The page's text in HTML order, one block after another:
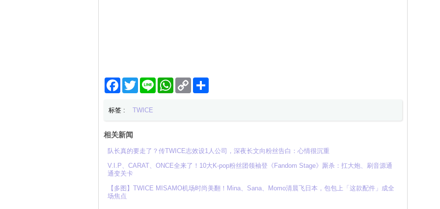
Facebook
TwitterLine WhatsApp
Copy
Link
分
标签 : TWICE
相关新闻
队长真的要走了？传TWICE志效设1人公司，深夜长文向粉丝告白：心情很沉重
V.I.P、CARAT、ONCE全来了！10大K-pop粉丝团领袖登《Fandom Stage》厮杀：扛大炮、刷音源通
通变关卡
【多图】TWICE MISAMO机场时尚美翻！Mina、Sana、Momo清晨飞日本，包包上「这款配件」成全
场焦点